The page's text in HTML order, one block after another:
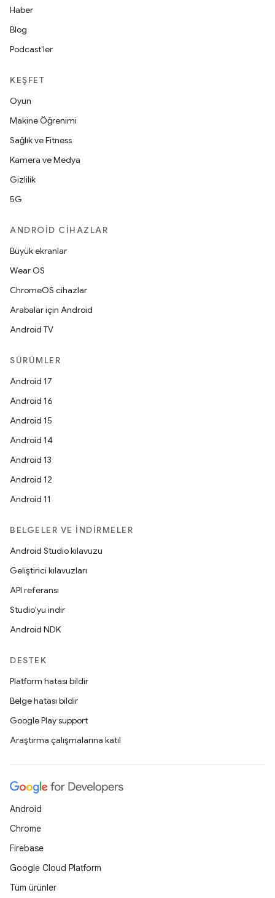
Haber
Blog
Podcast'ler
KEŞFET
Oyun
Makine Öğrenimi
Sağlık ve Fitness
Kamera ve Medya
Gizlilik
5G
ANDROID CIHAZLAR
Büyük ekranlar
Wear OS
ChromeOS cihazlar
Arabalar için Android
Android TV
SÜRÜMLER
Android 17
Android 16
Android 15
Android 14
Android 13
Android 12
Android 11
BELGELER VE İNDIRMELER
Android Studio kılavuzu
Geliştirici kılavuzları
API referansı
Studio'yu indir
Android NDK
DESTEK
Platform hatası bildir
Belge hatası bildir
Google Play support
Araştırma çalışmalarına katıl
Android
Chrome
Firebase
Google Cloud Platform
Tüm ürünler